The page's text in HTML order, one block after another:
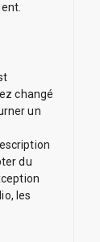
changé
un
du
les